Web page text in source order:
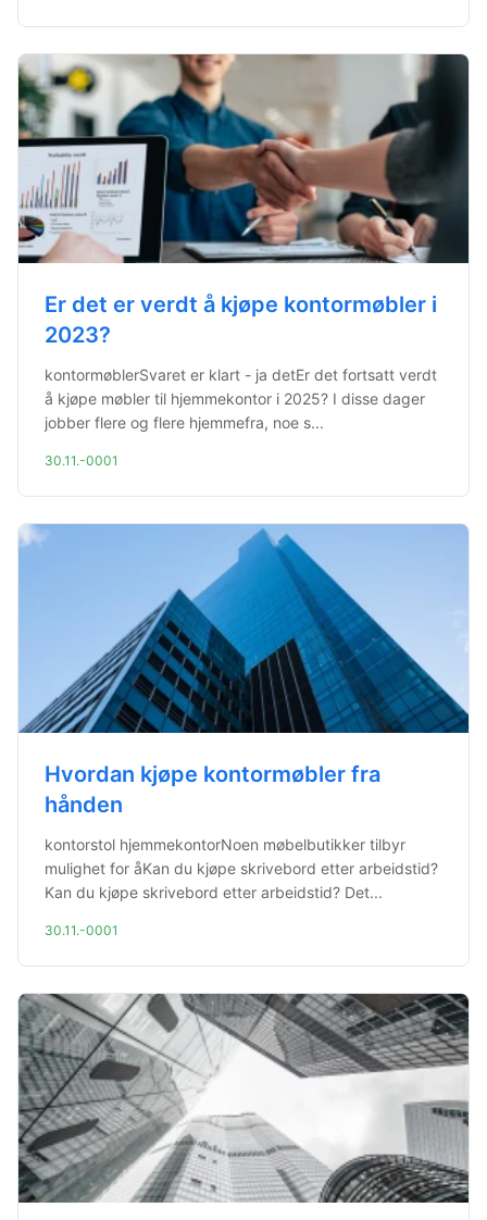
Er det er verdt å kjøpe kontormøbler i
2023?
kontormøblerSvaret er klart - ja detEr det fortsatt verdt
å kjøpe møbler til hjemmekontor i 2025? I disse dager
jobber flere og flere hjemmefra, noe s...
30.11.-0001
Hvordan kjøpe kontormøbler fra
hånden
kontorstol hjemmekontorNoen møbelbutikker tilbyr
mulighet for åKan du kjøpe skrivebord etter arbeidstid?
Kan du kjøpe skrivebord etter arbeidstid? Det...
30.11.-0001